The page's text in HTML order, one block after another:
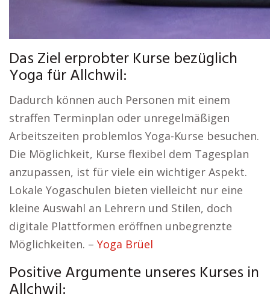
Das Ziel erprobter Kurse bezüglich
Yoga für Allchwil:
Dadurch können auch Personen mit einem
straffen Terminplan oder unregelmäßigen
Arbeitszeiten problemlos Yoga-Kurse besuchen.
Die Möglichkeit, Kurse flexibel dem Tagesplan
anzupassen, ist für viele ein wichtiger Aspekt.
Lokale Yogaschulen bieten vielleicht nur eine
kleine Auswahl an Lehrern und Stilen, doch
digitale Plattformen eröffnen unbegrenzte
Möglichkeiten. – Yoga Brüel
Positive Argumente unseres Kurses in
Allchwil: